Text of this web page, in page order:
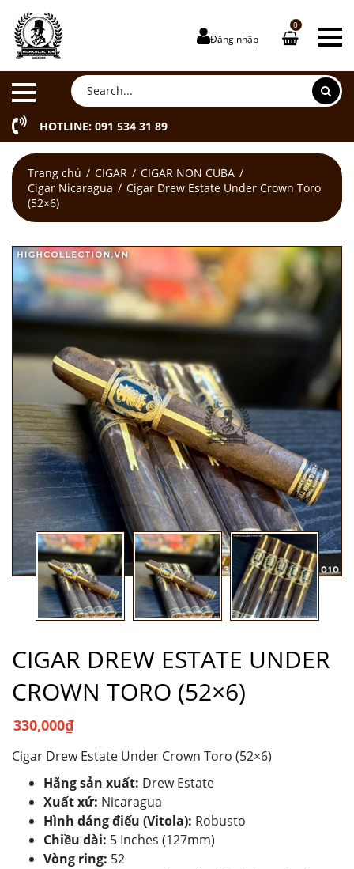
Đăng nhập
0
HOTLINE: 091 534 31 89
Trang chủ CIGAR
CIGAR NON CUBA
Cigar Nicaragua
Cigar Drew Estate Under Crown Toro
(52×6)
CIGAR DREW ESTATE UNDER
CROWN TORO (52×6)
330,000₫
Cigar Drew Estate Under Crown Toro (52×6)
Hãng sản xuất: Drew Estate
Xuất xứ: Nicaragua
Hình dáng điếu (Vitola): Robusto
Chiều dài: 5 Inches (127mm)
Vòng ring: 52